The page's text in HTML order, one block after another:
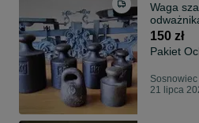
Waga
150 zł
Pakiet
Sosnowiec
21 lipca